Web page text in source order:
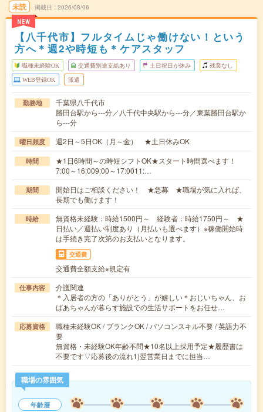
未読
NEW
掲載日 2026/08/06
【八千代市】フルタイムじゃ働けない！という
方へ＊週2や時短も＊ケアスタッフ
職種未経験OK 交通費別途支給あり 土日祝日が休み 残業なし
WEB登録OK 派遣
勤務地
千葉県八千代市
勝田台駅から---分／八千代中央駅から---分／東葉勝田台駅か
ら---分
曜日頻度 週2日～5日OK（月～金） ★土日休みOK
時間
★1日6時間～の時短シフトOK★スタート時間選べます！
7:00～16:009:00～17:0011:…
期間
開始日はご相談ください！ ★急募 ★職場が気に入れば、
長期でも働けます！
時給
無資格未経験：時給1500円～ 経験者：時給1750円～ ★
日払い／週払い制度あり（月払いも選べます）※稼働開始時
は手続き完了次第のお支払いとなります。
交通費
交通費全額支給※規定有
仕事内容
介護関連
＊入居者の方の「ありがとう」が嬉しい＊おじいちゃん、お
ばあちゃんが暮らす施設での生活サポートをお任せ…
応募資格
職種未経験OK / ブランクOK / パソコンスキル不要 / 英語力不
要
無資格・未経験OK年齢不問★10名以上採用予定★履歴書は
不要です▽応募後の流れ1)翌営業日までに担当…
職場の雰囲気
年齢層